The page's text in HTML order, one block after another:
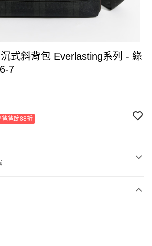
系列 - 綠
7
爸爸節88折